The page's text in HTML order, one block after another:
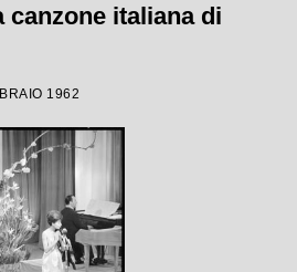
canzone italiana di
1962